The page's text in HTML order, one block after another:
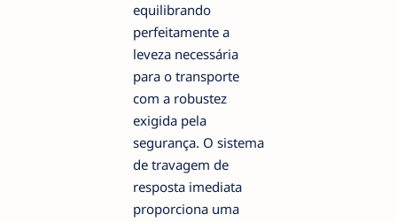
equilibrando
perfeitamente a
leveza necessária
para o transporte
com a robustez
exigida pela
segurança. O sistema
de travagem de
resposta imediata
proporciona uma